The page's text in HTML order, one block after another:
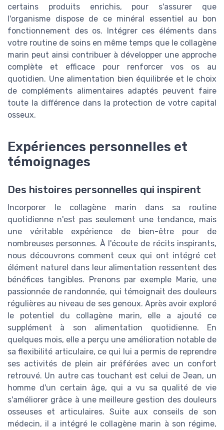
certains produits enrichis, pour s'assurer que
l'organisme dispose de ce minéral essentiel au bon
fonctionnement des os. Intégrer ces éléments dans
votre routine de soins en même temps que le collagène
marin peut ainsi contribuer à développer une approche
complète et efficace pour renforcer vos os au
quotidien. Une alimentation bien équilibrée et le choix
de compléments alimentaires adaptés peuvent faire
toute la différence dans la protection de votre capital
osseux.
Expériences personnelles et
témoignages
Des histoires personnelles qui inspirent
Incorporer le collagène marin dans sa routine
quotidienne n'est pas seulement une tendance, mais
une véritable expérience de bien-être pour de
nombreuses personnes. À l'écoute de récits inspirants,
nous découvrons comment ceux qui ont intégré cet
élément naturel dans leur alimentation ressentent des
bénéfices tangibles. Prenons par exemple Marie, une
passionnée de randonnée, qui témoignait des douleurs
régulières au niveau de ses genoux. Après avoir exploré
le potentiel du collagène marin, elle a ajouté ce
supplément à son alimentation quotidienne. En
quelques mois, elle a perçu une amélioration notable de
sa flexibilité articulaire, ce qui lui a permis de reprendre
ses activités de plein air préférées avec un confort
retrouvé. Un autre cas touchant est celui de Jean, un
homme d'un certain âge, qui a vu sa qualité de vie
s'améliorer grâce à une meilleure gestion des douleurs
osseuses et articulaires. Suite aux conseils de son
médecin, il a intégré le collagène marin à son régime,